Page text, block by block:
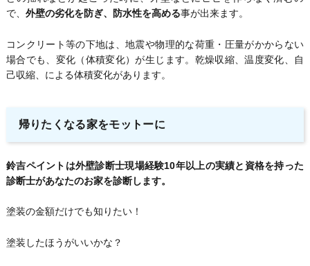
で、 外壁の劣化を防ぎ、防水性を高める事が出来ます。
コンクリート等の下地は、地震や物理的な荷重・圧量がかからない
場合でも、変化（体積変化）が生じます。乾燥収縮、温度変化、自
己収縮、による体積変化があります。
帰りたくなる家をモットーに
鈴吉ペイントは外壁診断士現場経験10年以上の実績と資格を持った
診断士があなたのお家を診断します。
塗装の金額だけでも知りたい！
塗装したほうがいいかな？